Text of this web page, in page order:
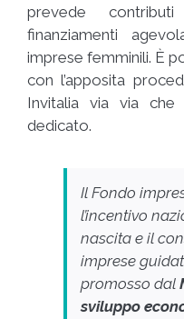
prevede
finanziamenti
imprese femminili. È
con l’apposita
Invitalia via via che
dedicato.
Il Fondo
l’incentivo
nascita e il
imprese
promosso dal
sviluppo